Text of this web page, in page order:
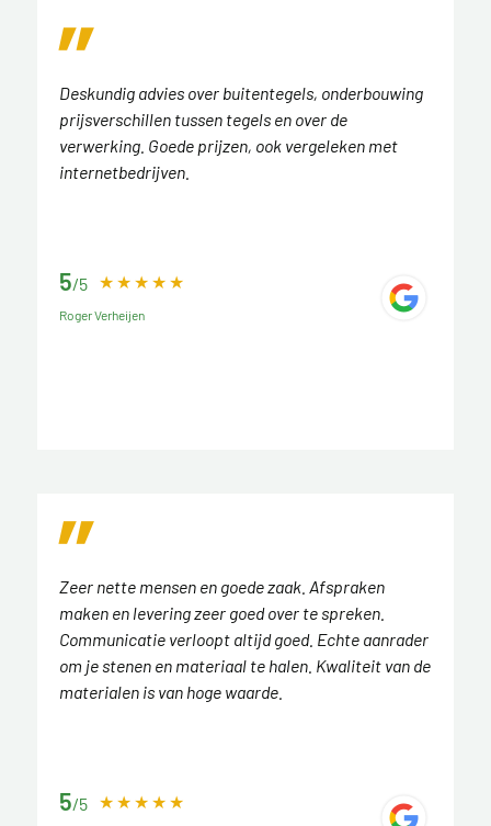
Deskundig advies over buitentegels, onderbouwing
prijsverschillen tussen tegels en over de
verwerking. Goede prijzen, ook vergeleken met
internetbedrijven.
5/5
Roger Verheijen
Zeer nette mensen en goede zaak. Afspraken
maken en levering zeer goed over te spreken.
Communicatie verloopt altijd goed. Echte aanrader
om je stenen en materiaal te halen. Kwaliteit van de
materialen is van hoge waarde.
5/5